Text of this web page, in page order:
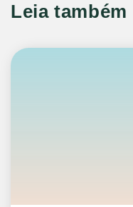
Leia também